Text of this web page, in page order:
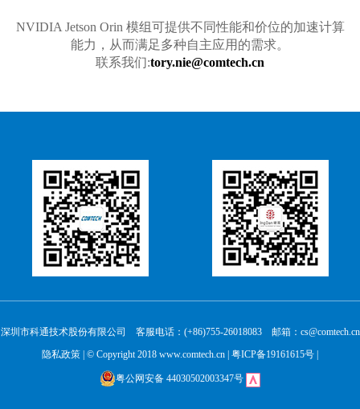
NVIDIA Jetson Orin 模组可提供不同性能和价位的加速计算
能力，从而满足多种自主应用的需求。
联系我们:tory.nie@comtech.cn
深圳市科通技术股份有限公司 客服电话：(+86)755-26018083 邮箱：cs@comtech.cn
隐私政策 | © Copyright 2018 www.comtech.cn | 粤ICP备19161615号
粤公网安备 44030502003347号